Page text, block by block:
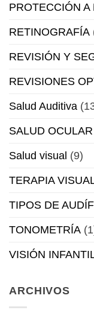
PROTECCIÓN
RETINOGRAFÍA
REVISIÓN Y
REVISIONES
Salud Auditiva
SALUD OCULAR
Salud visual (9)
TERAPIA
TIPOS DE
TONOMETRÍA
VISIÓN
ARCHIVOS